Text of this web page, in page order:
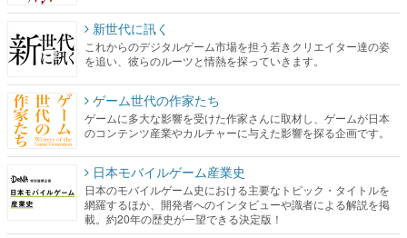
新世代に訊く
これからのデジタルゲーム市場を担う若きクリエイター達の姿
を追い、彼らのルーツと情熱を探っていきます。
ゲーム世代の作家たち
ゲームに多大な影響を受けた作家さんに取材し、ゲームが日本
のコンテンツ産業やカルチャーに与えた影響を探る企画です。
日本モバイルゲーム産業史
日本のモバイルゲーム史における主要なトピック・タイトルを
網羅するほか、開発者へのインタビューや識者による解説を掲
載。約20年の歴史が一望できる決定版！